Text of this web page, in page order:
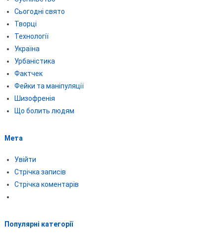
Сьогодні свято
Творці
Технології
Україна
Урбаністика
Фактчек
Фейки та маніпуляції
Шизофренія
Що болить людям
Мета
Увійти
Стрічка записів
Стрічка коментарів
Популярні категорії